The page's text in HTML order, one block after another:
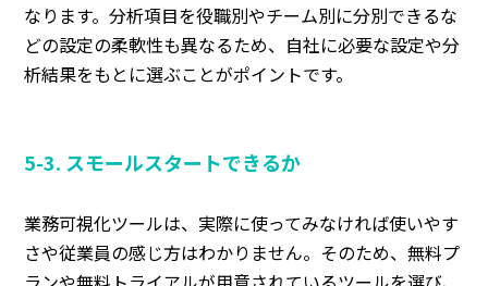
なります。分析項目を役職別やチーム別に分別できるな
どの設定の柔軟性も異なるため、自社に必要な設定や分
析結果をもとに選ぶことがポイントです。
5-3. スモールスタートできるか
業務可視化ツールは、実際に使ってみなければ使いやす
さや従業員の感じ方はわかりません。そのため、無料プ